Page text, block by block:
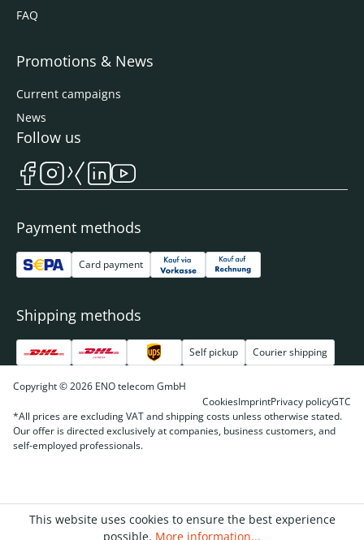
FAQ
Promotions & News
Current campaigns
News
Payment methods
Card payment
Shipping methods
Self pickup Courier shipping
Follow us
Copyright © 2026 ENO telecom GmbH
CookiesImprintPrivacy policyGTC
*All prices are excluding VAT and shipping costs unless otherwise stated.
Our offer is directed exclusively at companies, business customers, and
self-employed professionals.
This website uses cookies to ensure the best experience
possible. More information...